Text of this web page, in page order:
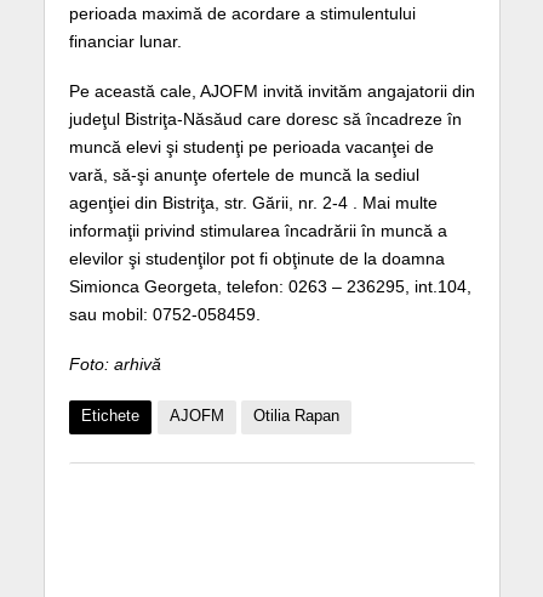
perioada maximă de acordare a stimulentului
financiar lunar.
Pe această cale, AJOFM invită invităm angajatorii din
judeţul Bistriţa-Năsăud care doresc să încadreze în
muncă elevi şi studenţi pe perioada vacanţei de
vară, să-şi anunţe ofertele de muncă la sediul
agenţiei din Bistriţa, str. Gării, nr. 2-4 . Mai multe
informaţii privind stimularea încadrării în muncă a
elevilor şi studenţilor pot fi obţinute de la doamna
Simionca Georgeta, telefon: 0263 – 236295, int.104,
sau mobil: 0752-058459.
Foto: arhivă
Etichete AJOFM Otilia Rapan